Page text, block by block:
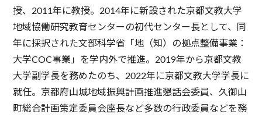
授、2011年に教授。2014年に新設された京都文教大学
地域協働研究教育センターの初代センター長として、同
年に採択された文部科学省「地（知）の拠点整備事業：
大学COC事業」を学内外で推進。2019年から京都文教
大学副学長を務めたのち、2022年に京都文教大学学長に
就任。京都府山城地域振興計画推進懇話会委員、久御山
町総合計画策定委員会座長など多数の行政委員などを務